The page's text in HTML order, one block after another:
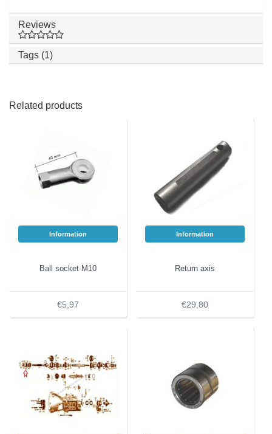
Reviews
Tags (1)
Related products
Information
Ball socket M10
€5,97
Information
Return axis
€29,80